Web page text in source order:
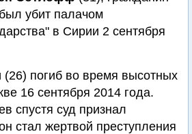
убит палачом
в Сирии 2 сентября
(26) погиб во время высотных
16 сентября 2014 года.
спустя суд признал
стал жертвой преступления